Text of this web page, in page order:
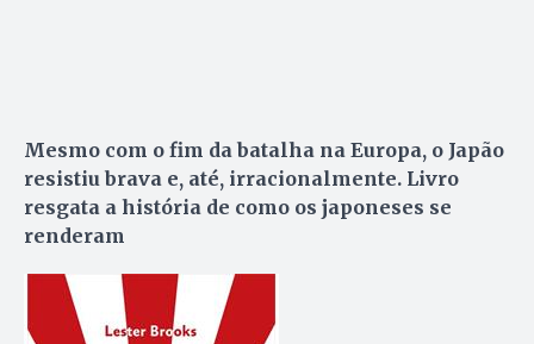
Mesmo com o fim da batalha na Europa, o Japão
resistiu brava e, até, irracionalmente. Livro
resgata a história de como os japoneses se
renderam